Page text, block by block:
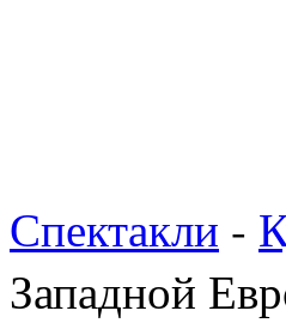
Спектакли -
Западной